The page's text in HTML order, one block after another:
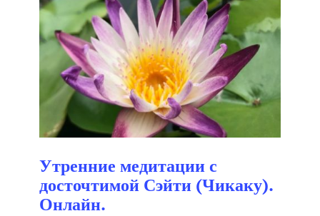
Утренние медитации с
досточтимой Сэйти (Чикаку).
Онлайн.